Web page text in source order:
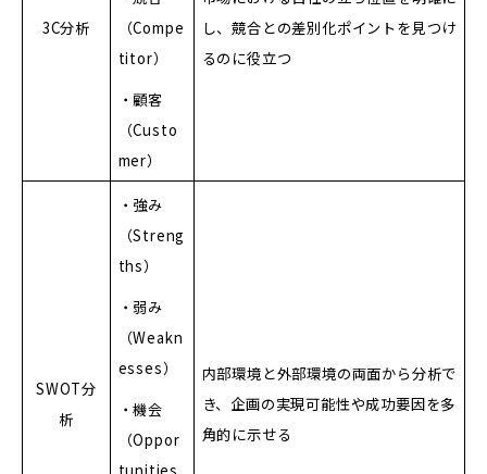
3C分析
（Compe
titor）
・顧客
（Custo
mer）
し、競合との差別化ポイントを見つけ
るのに役立つ
SWOT分
析
・強み
（Streng
ths）
・弱み
（Weakn
esses）
・機会
（Oppor
内部環境と外部環境の両面から分析で
き、企画の実現可能性や成功要因を多
角的に示せる